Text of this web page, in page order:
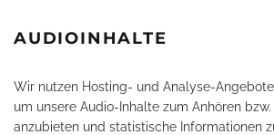
AUDIOINHALTE
Wir nutzen Hosting- und Analyse-
um unsere Audio-Inhalte zum Anhören
anzubieten und statistische Informationen